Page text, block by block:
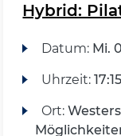
Hybrid:
Datum: Mi.
Uhrzeit:
Ort: